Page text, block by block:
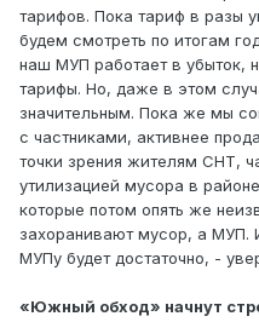
тарифов. Пока тариф в разы
будем смотреть по итогам
наш МУП работает в убыток,
тарифы. Но, даже в этом
значительным. Пока же мы
с частниками, активнее
точки зрения жителям СНТ,
утилизацией мусора в
которые потом опять же
захоранивают мусор, а МУП.
МУПу будет достаточно, -
«Южный обход» начнут